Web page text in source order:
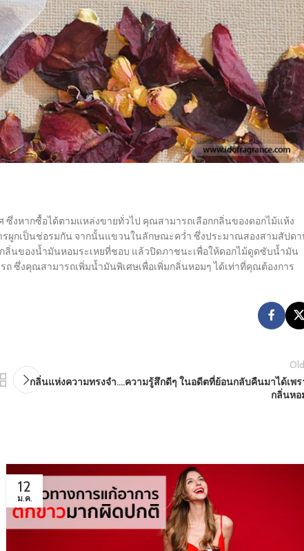
งหากซื้อได้ตามแหล่งขายทั่วไป คุณสามารถเลือกกลิ่นของดอกไม้แห้ง
รผูกเป็นช่อรมกัน จากนั้นแขวนในลักษณะคว่ำ ซึ่งประมาณสองสามสัปด
ลิ่นของน้ำมันหอมระเหยที่ชอบ แล้วปิดภาชนะเพื่อให้ดอกไม้ดูดซับน้ำมัน
ซึ่งคุณสามารถเพิ่มน้ำมันพิเศษเพื่อเพิ่มกลิ่นหอมๆ ได้เท่าที่คุณต้องการ
กลิ่นแห่งความทรงจำ….ความรู้สึกดีๆ ในอดีตที่ย้อนกลับคืนมาได้เพร
กลิ่นหอ
12
ม.ค.